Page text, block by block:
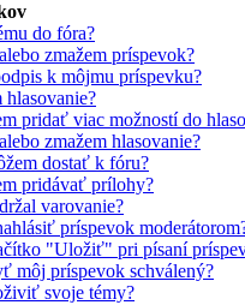
do fóra?
zmažem príspevok?
k môjmu príspevku?
pridať viac možností do
zmažem hlasovanie?
dostať k fóru?
pridávať prílohy?
varovanie?
príspevok
"Uložiť" pri písaní
môj príspevok schválený?
svoje témy?